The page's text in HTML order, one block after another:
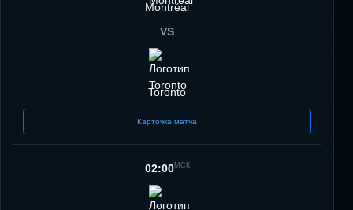
Montréal
VS
Toronto
Карточка матча
02:00МСК